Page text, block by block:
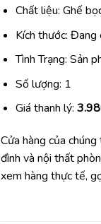
Chất liệu: Ghế
Kích thước: Đang
Tình Trạng: Sản
Số lượng: 1
Giá thanh lý:
Cửa hàng của
đình và nội thất
xem hàng thực tế,